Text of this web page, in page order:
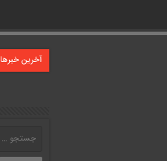
آخرین خبرها